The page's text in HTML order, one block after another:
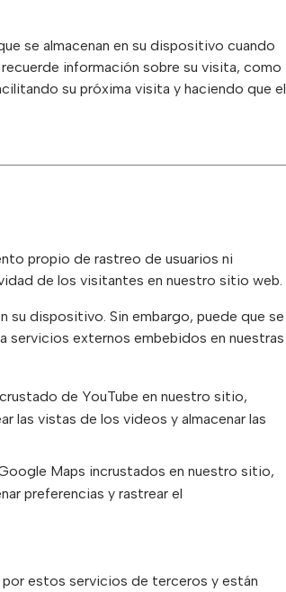
se almacenan en su dispositivo cuando
información sobre su visita, como
su próxima visita y haciendo que el
propio de rastreo de usuarios ni
de los visitantes en nuestro sitio web.
dispositivo. Sin embargo, puede que se
externos embebidos en nuestras
de YouTube en nuestro sitio,
las vistas de los videos y almacenar las
Maps incrustados en nuestro sitio,
preferencias y rastrear el
estos servicios de terceros y están